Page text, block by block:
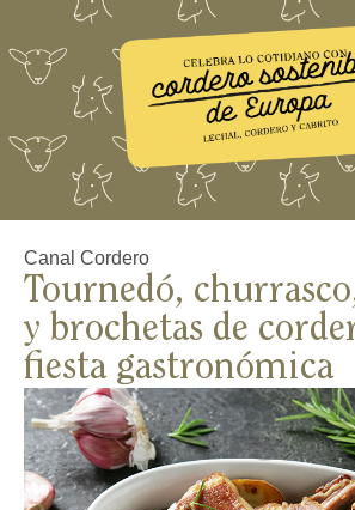
Canal Cordero
Tournedó,
y brochetas de
fiesta gastronómica